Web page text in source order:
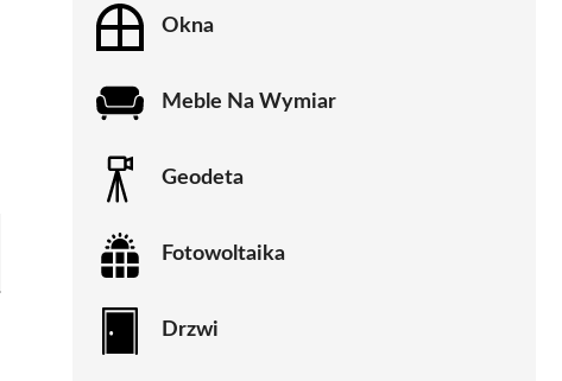
Okna
Meble Na Wymiar
Geodeta
Fotowoltaika
Drzwi